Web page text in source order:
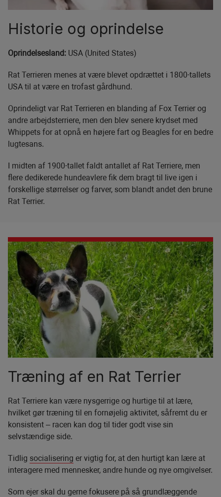
Historie og oprindelse
Oprindelsesland: USA (United States)
Rat Terrieren menes at være blevet opdrættet i 1800-tallets
USA til at være en trofast gårdhund.
Oprindeligt var Rat Terrieren en blanding af Fox Terrier og
andre arbejdsterriere, men den blev senere krydset med
Whippets for at opnå en højere fart og Beagles for en bedre
lugtesans.
I midten af 1900-tallet faldt antallet af Rat Terriere, men
flere dedikerede hundeavlere fik dem bragt til live igen i
forskellige størrelser og farver, som blandt andet den brune
Rat Terrier.
Træning af en Rat Terrier
Rat Terriere kan være nysgerrige og hurtige til at lære,
hvilket gør træning til en fornøjelig aktivitet, såfremt du er
konsistent – racen kan dog til tider godt vise sin
selvstændige side.
Tidlig socialisering er vigtig for, at den hurtigt kan lære at
interagere med mennesker, andre hunde og nye omgivelser.
Som ejer skal du gerne fokusere på så grundlæggende